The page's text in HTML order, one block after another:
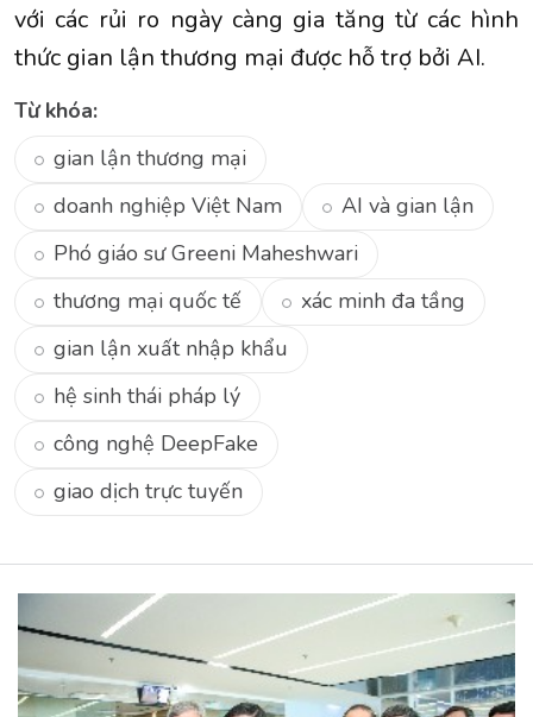
với các rủi ro ngày càng gia tăng từ các hình
thức gian lận thương mại được hỗ trợ bởi AI.
Từ khóa:
gian lận thương mại
doanh nghiệp Việt Nam
AI và gian lận
Phó giáo sư Greeni Maheshwari
thương mại quốc tế
xác minh đa tầng
gian lận xuất nhập khẩu
hệ sinh thái pháp lý
công nghệ DeepFake
giao dịch trực tuyến